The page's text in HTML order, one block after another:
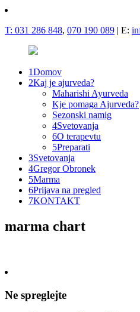
T: 031 286 848, 070 190 089 | E:
1Domov
2Kaj je ajurveda?
Maharishi Ayurveda
Kje pomaga Ajurveda?
Sezonski namig
4Svetovanja
6O terapevtu
5Preparati
3Svetovanja
4Gregor Obronek
5Marma
6Prijava na pregled
7KONTAKT
marma chart
Ne spreglejte